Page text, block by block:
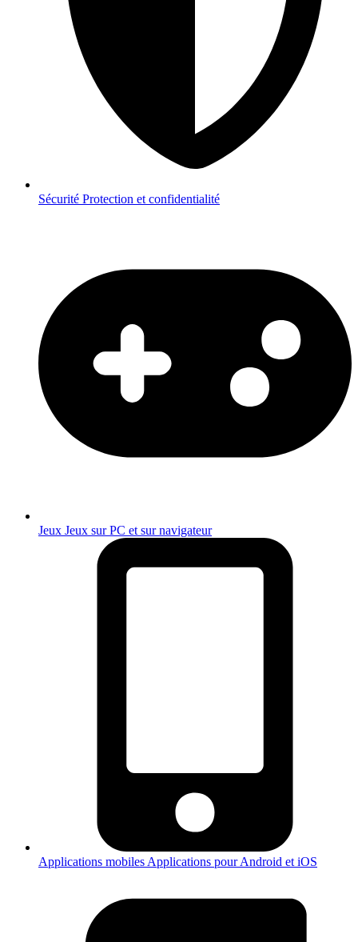
Sécurité Protection et confidentialité
Jeux Jeux sur PC et sur navigateur
Applications mobiles Applications pour Android et iOS